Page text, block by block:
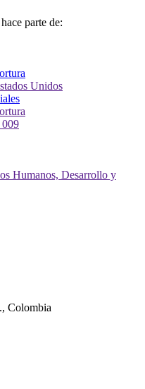
parte de:
Colombia